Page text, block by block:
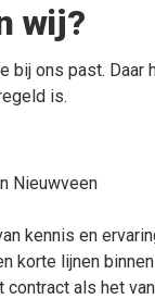
wij?
bij ons past. Daar
is.
Nieuwveen
kennis en
korte lijnen
contract als het